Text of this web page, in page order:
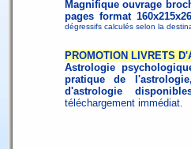
Magnifique ouvrage
pages format
dégressifs calculés selon la
PROMOTION LIVRETS
Astrologie
pratique de
d'astrologie
téléchargement immédiat.